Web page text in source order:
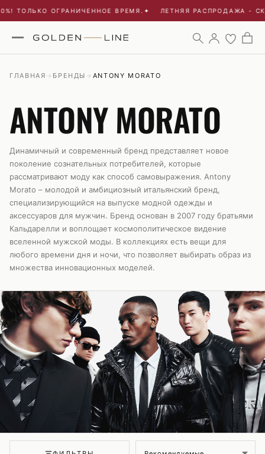
ОГРАНИЧЕННОЕ ВРЕМЯ.✦ ЛЕТНЯЯ РАСПРОДАЖА -
ГЛАВНАЯ → БРЕНДЫ → ANTONY MORATO
ANTONY MORATO
Динамичный и современный бренд представляет новое
поколение сознательных потребителей, которые
рассматривают моду как способ самовыражения. Antony
Morato – молодой и амбициозный итальянский бренд,
специализирующийся на выпуске модной одежды и
аксессуаров для мужчин. Бренд основан в 2007 году братьями
Кальдарелли и воплощает космополитическое видение
вселенной мужской моды. В коллекциях есть вещи для
любого времени дня и ночи, что позволяет выбирать образ из
множества инновационных моделей.